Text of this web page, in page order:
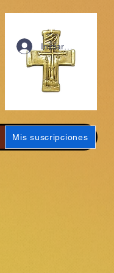
Iniciar sesión
Mis suscripciones